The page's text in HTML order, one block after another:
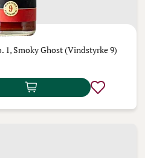
1, Smoky Ghost (Vindstyrke 9)